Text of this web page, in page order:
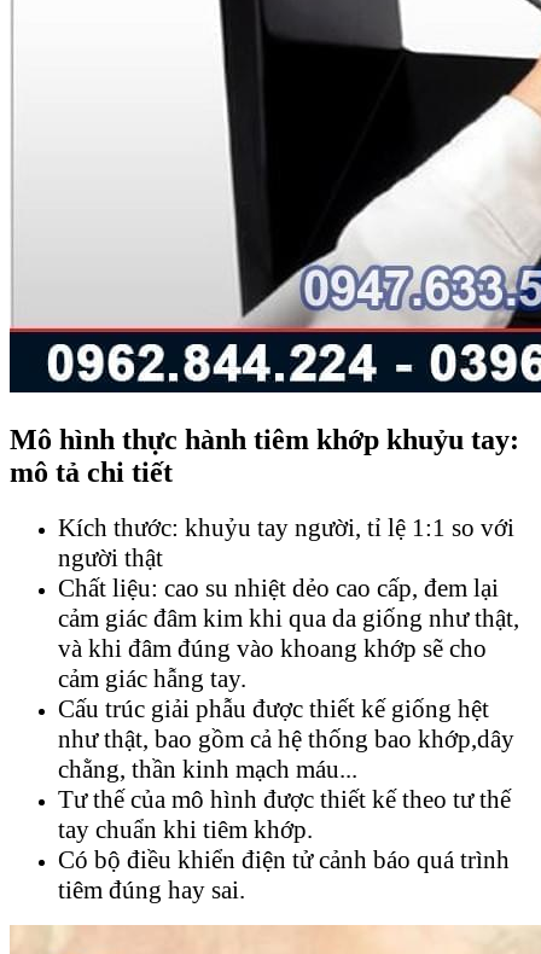
Mô hình thực hành tiêm khớp khuỷu tay:
mô tả chi tiết
Kích thước: khuỷu tay người, tỉ lệ 1:1 so với
người thật
Chất liệu: cao su nhiệt dẻo cao cấp, đem lại
cảm giác đâm kim khi qua da giống như thật,
và khi đâm đúng vào khoang khớp sẽ cho
cảm giác hẫng tay.
Cấu trúc giải phẫu được thiết kế giống hệt
như thật, bao gồm cả hệ thống bao khớp,dây
chằng, thần kinh mạch máu...
Tư thế của mô hình được thiết kế theo tư thế
tay chuẩn khi tiêm khớp.
Có bộ điều khiển điện tử cảnh báo quá trình
tiêm đúng hay sai.